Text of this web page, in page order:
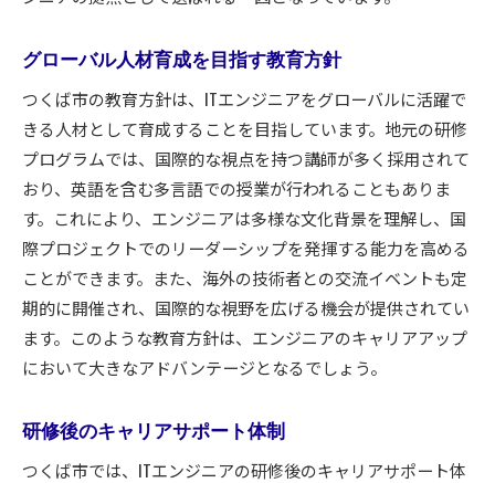
グローバル人材育成を目指す教育方針
つくば市の教育方針は、ITエンジニアをグローバルに活躍で
きる人材として育成することを目指しています。地元の研修
プログラムでは、国際的な視点を持つ講師が多く採用されて
おり、英語を含む多言語での授業が行われることもありま
す。これにより、エンジニアは多様な文化背景を理解し、国
際プロジェクトでのリーダーシップを発揮する能力を高める
ことができます。また、海外の技術者との交流イベントも定
期的に開催され、国際的な視野を広げる機会が提供されてい
ます。このような教育方針は、エンジニアのキャリアアップ
において大きなアドバンテージとなるでしょう。
研修後のキャリアサポート体制
つくば市では、ITエンジニアの研修後のキャリアサポート体